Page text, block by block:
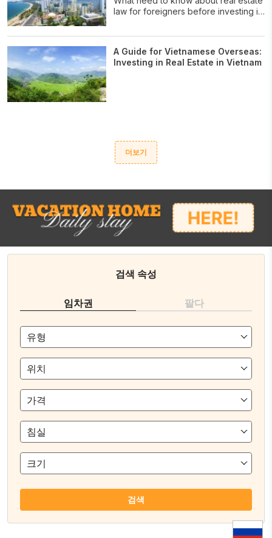
law for foreigners before investing in
A Guide for Vietnamese Overseas:
Investing in Real Estate in Vietnam
더보기
검색 속성
임차권 팔다
유형
위치
가격
침실
크기
검색